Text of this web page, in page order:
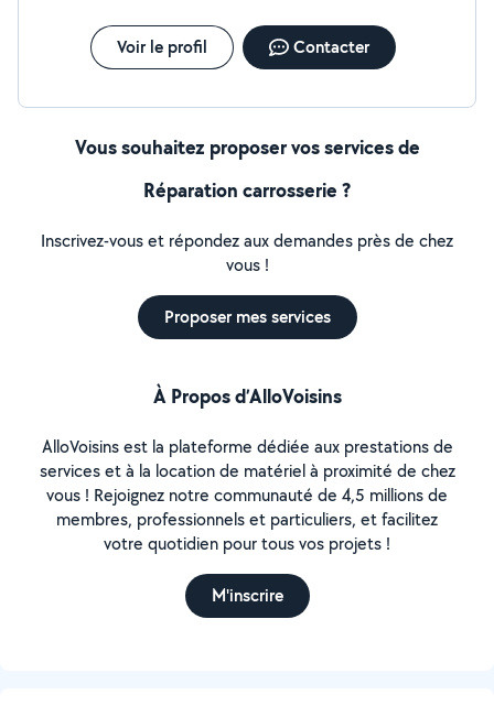
Voir le profil Contacter
Vous souhaitez proposer vos services de
Réparation carrosserie ?
Inscrivez-vous et répondez aux demandes près de chez
vous !
Proposer mes services
À Propos d’AlloVoisins
AlloVoisins est la plateforme dédiée aux prestations de
services et à la location de matériel à proximité de chez
vous ! Rejoignez notre communauté de 4,5 millions de
membres, professionnels et particuliers, et facilitez
votre quotidien pour tous vos projets !
M'inscrire